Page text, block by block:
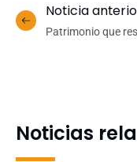
Noticia
Patrimonio que
Noticias